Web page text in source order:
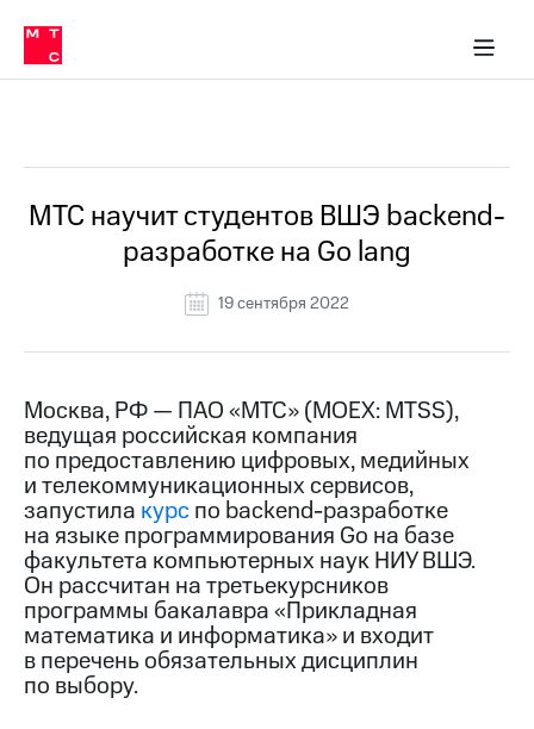
Медиа-центр
и акционерам
Устойчивое развитие
Комплаенс и деловая этика
компании
Карьера
История
компании
Руководство
Контакты
Медиа-центр
Пресс-
релизы
МТС
о технологиях
Достижения
Интервью
в МТС
Пресс-
релизы
о технологиях
МТС научит студентов ВШЭ backend-
разработке на Go lang
19 сентября 2022
Москва, РФ — ПАО «МТС» (MOEX: MTSS),
ведущая российская компания
по предоставлению цифровых, медийных
и телекоммуникационных сервисов,
запустила курс по backend-разработке
на языке программирования Go на базе
факультета компьютерных наук НИУ ВШЭ.
Он рассчитан на третьекурсников
программы бакалавра «Прикладная
математика и информатика» и входит
в перечень обязательных дисциплин
по выбору.